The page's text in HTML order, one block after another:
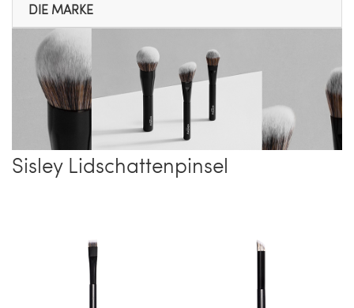
DIE MARKE
Sisley Lidschattenpinsel